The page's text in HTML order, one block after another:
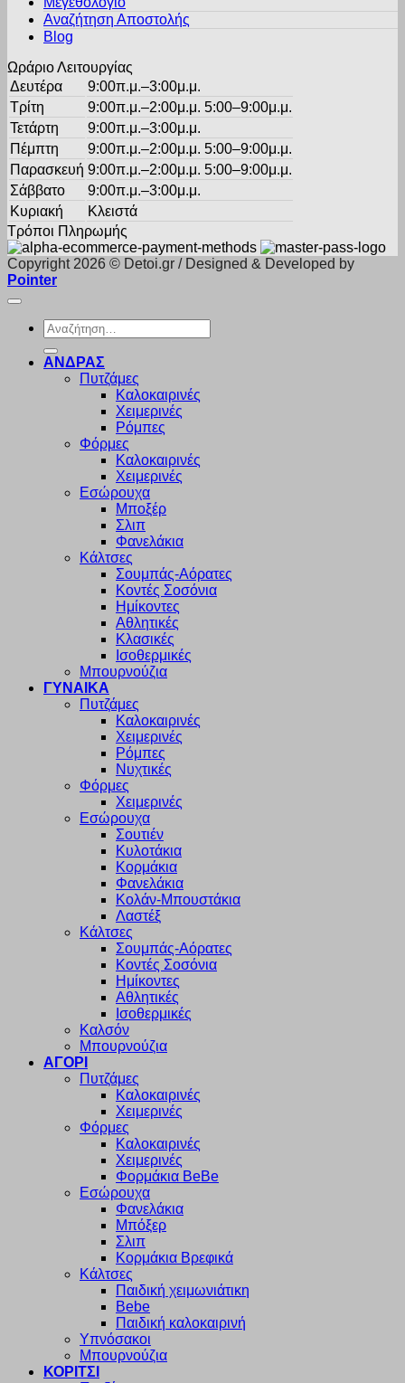
σελίδαΑναζήτηση Αποστολής
Blog
Ωράριο Λειτουργίας
Δευτέρα
9:00π.μ.–3:00μ.μ.
Τρίτη
9:00π.μ.–2:00μ.μ. 5:00–9:00μ.μ.
Τετάρτη
9:00π.μ.–3:00μ.μ.
Πέμπτη
9:00π.μ.–2:00μ.μ. 5:00–9:00μ.μ.
Παρασκευή 9:00π.μ.–2:00μ.μ. 5:00–9:00μ.μ.
Σάββατο
9:00π.μ.–3:00μ.μ.
Κυριακή
Κλειστά
Τρόποι Πληρωμής
Copyright 2026 © Detoi.gr / Designed & Developed by
Pointer
Αναζήτηση
για:
ΑΝΔΡΑΣ
Πυτζάμες
Καλοκαιρινές
Χειμερινές
Ρόμπες
Φόρμες
Καλοκαιρινές
Χειμερινές
Εσώρουχα
Μποξέρ
Σλιπ
Φανελάκια
Κάλτσες
Σουμπάς-Αόρατες
Κοντές Σοσόνια
Ημίκοντες
Αθλητικές
Κλασικές
Ισοθερμικές
Μπουρνούζια
ΓΥΝΑΙΚΑ
Πυτζάμες
Καλοκαιρινές
Χειμερινές
Ρόμπες
Νυχτικές
Φόρμες
Χειμερινές
Εσώρουχα
Σουτιέν
Κυλοτάκια
Κορμάκια
Φανελάκια
Κολάν-Μπουστάκια
Λαστέξ
Κάλτσες
Σουμπάς-Αόρατες
Κοντές Σοσόνια
Ημίκοντες
Αθλητικές
Ισοθερμικές
Καλσόν
Μπουρνούζια
ΑΓΟΡΙ
Πυτζάμες
Καλοκαιρινές
Χειμερινές
Φόρμες
Καλοκαιρινές
Χειμερινές
Φορμάκια BeBe
Εσώρουχα
Φανελάκια
Μπόξερ
Σλιπ
Κορμάκια Βρεφικά
Κάλτσες
Παιδική χειμωνιάτικη
Bebe
Παιδική καλοκαιρινή
Υπνόσακοι
Μπουρνούζια
ΚΟΡΙΤΣΙ